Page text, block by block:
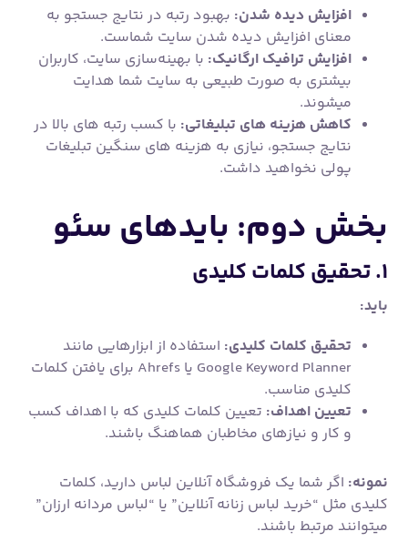
افزایش دیده شدن: بهبود رتبه در نتایج جستجو به
معنای افزایش دیده شدن سایت شماست.
افزایش ترافیک ارگانیک: با بهینه‌سازی سایت، کاربران
بیشتری به صورت طبیعی به سایت شما هدایت
میشوند.
کاهش هزینه های تبلیغاتی: با کسب رتبه های بالا در
نتایج جستجو، نیازی به هزینه های سنگین تبلیغات
پولی نخواهید داشت.
بخش دوم: بایدهای سئو
۱. تحقیق کلمات کلیدی
باید:
تحقیق کلمات کلیدی: استفاده از ابزارهایی مانند
Google Keyword Planner یا Ahrefs برای یافتن کلمات
کلیدی مناسب.
تعیین اهداف: تعیین کلمات کلیدی که با اهداف کسب
و کار و نیازهای مخاطبان هماهنگ باشند.
نمونه: اگر شما یک فروشگاه آنلاین لباس دارید، کلمات
کلیدی مثل “خرید لباس زنانه آنلاین” یا “لباس مردانه ارزان”
میتوانند مرتبط باشند.